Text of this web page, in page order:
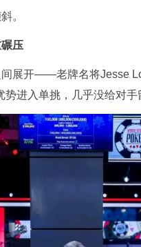
。
压
展开——老牌名将Jesse
进入单挑，几乎没给对手